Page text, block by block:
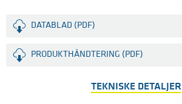
DATABLAD (PDF)
PRODUKTHÅNDTERING (PDF)
TEKNISKE DETALJER